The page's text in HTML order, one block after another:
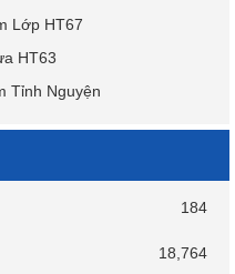
184
18,764